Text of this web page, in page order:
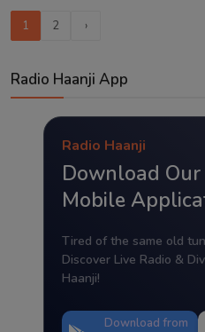
1 2 ›
Radio Haanji App
Radio Haanji
Download Our
Mobile
Tired of the same old
Discover Live Radio &
Haanji!
Download from